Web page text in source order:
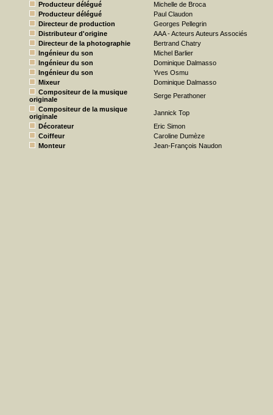
Producteur délégué
Michelle de Broca
Producteur délégué
Paul Claudon
Directeur de production
Georges Pellegrin
Distributeur d'origine
AAA - Acteurs Auteurs Associés
Directeur de la photographie
Bertrand Chatry
Ingénieur du son
Michel Barlier
Ingénieur du son
Dominique Dalmasso
Ingénieur du son
Yves Osmu
Mixeur
Dominique Dalmasso
Compositeur de la musique
originale
Serge Perathoner
Compositeur de la musique
originale
Jannick Top
Décorateur
Eric Simon
Coiffeur
Caroline Dumèze
Monteur
Jean-François Naudon